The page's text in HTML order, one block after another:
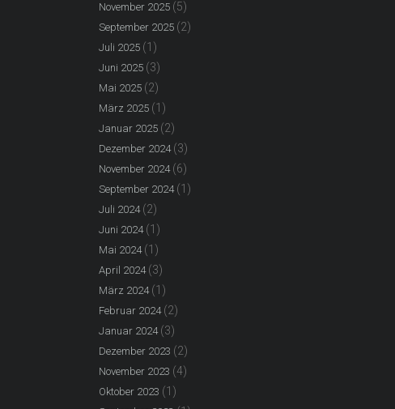
November 2025 (5)
September 2025 (2)
Juli 2025 (1)
Juni 2025 (3)
Mai 2025 (2)
März 2025 (1)
Januar 2025 (2)
Dezember 2024(3)
November 2024(6)
September 2024(1)
Juli 2024(2)
Juni 2024(1)
Mai 2024(1)
April 2024(3)
März 2024(1)
Februar 2024(2)
Januar 2024(3)
Dezember 2023 (2)
November 2023 (4)
Oktober 2023 (1)